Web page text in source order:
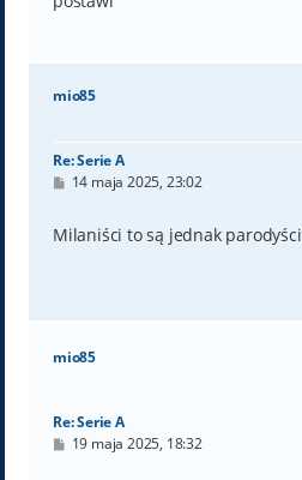
mio85
Re: Serie A
P
t
14 maja 2025, 23:02
Milaniści to są jednak parodyści
mio85
Re: Serie A
P19 maja 2025, 18:32